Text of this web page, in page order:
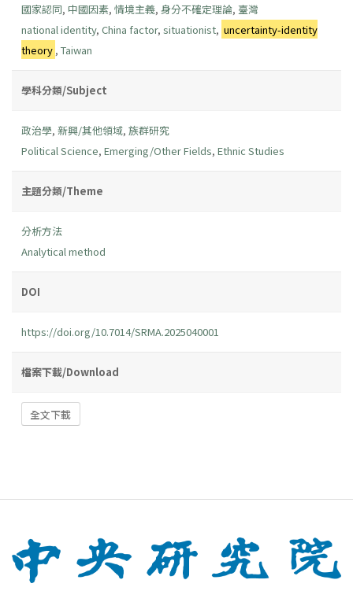
國家認同, 中國因素, 情境主義, 身分不確定理論, 臺灣
national identity, China factor, situationist, uncertainty-identity
theory , Taiwan
學科分類/Subject
政治學, 新興/其他領域, 族群研究
Political Science, Emerging/Other Fields, Ethnic Studies
主題分類/Theme
分析方法
Analytical method
DOI
https://doi.org/10.7014/SRMA.2025040001
檔案下載/Download
全文下載